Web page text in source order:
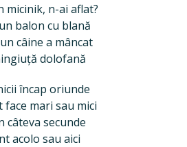
micinik, n-ai aflat?
balon cu blană
câine a mâncat
dolofană
încap oriunde
face mari sau mici
câteva secunde
acolo sau aici